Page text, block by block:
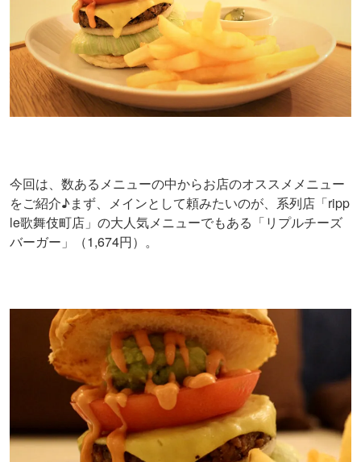
今回は、数あるメニューの中からお店のオススメメニュー
をご紹介♪まず、メインとして頼みたいのが、系列店「ripp
le歌舞伎町店」の大人気メニューでもある「リプルチーズ
バーガー」（1,674円）。